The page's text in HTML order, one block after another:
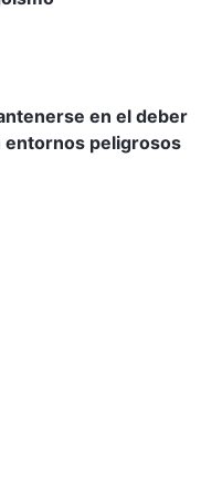
hermana que me
me arresten en
también es un
la plaga, así que,
es
me pongan en
y me
Pensé: “Ahora ni
en el deber
entornos peligrosos